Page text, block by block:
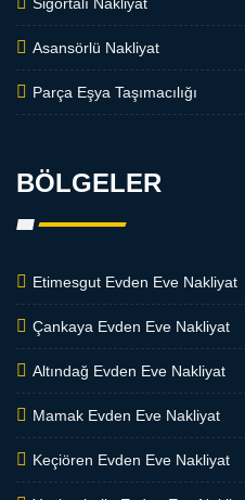
Asansörlü Nakliyat
Parça Eşya Taşımacılığı
BÖLGELER
Etimesgut Evden Eve Nakliyat
Çankaya Evden Eve Nakliyat
Altındağ Evden Eve Nakliyat
Mamak Evden Eve Nakliyat
Keçiören Evden Eve Nakliyat